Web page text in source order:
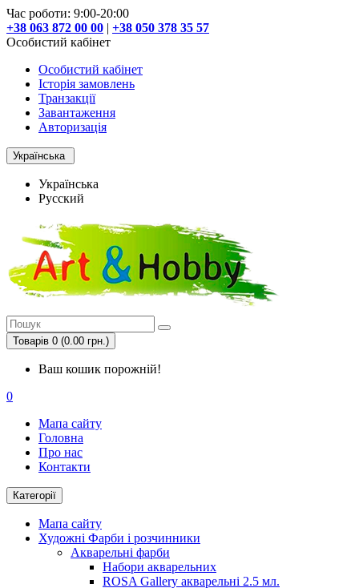
Час роботи: 9:00-20:00
+38 063 872 00 00 | +38 050 378 35 57
Особистий кабінет
Особистий кабінет
Історія замовлень
Транзакції
Завантаження
Авторизація
Українська
Українська
Русский
Товарів 0 (0.00 грн.)
Ваш кошик порожній!
0
Мапа сайту
Головна
Про нас
Контакти
Категорії
Мапа сайту
Художні Фарби і розчинники
Акварельні фарби
Набори акварельних
ROSA Gallery акварельні 2.5 мл.